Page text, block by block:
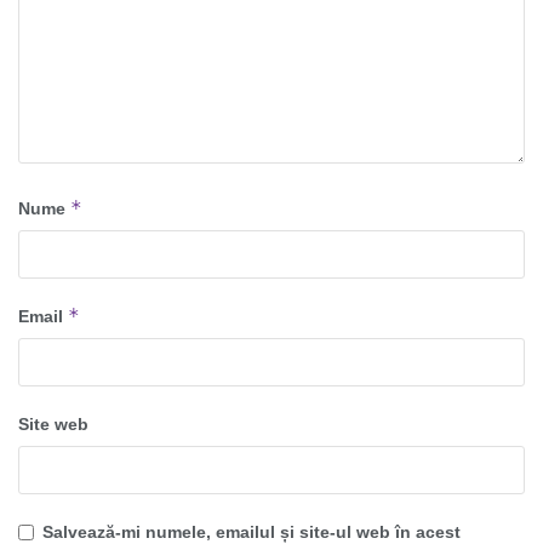
Nume *
Email *
Site web
Salvează-mi numele, emailul și site-ul web în acest